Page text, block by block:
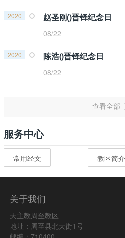
2020 赵圣刚()晋铎纪念日
08/22
2020 陈浩()晋铎纪念日
08/22
服务中心
常用经文 教区简介
关于我们
天主教周至教区
地址：周至县北大街1号
邮编：710400